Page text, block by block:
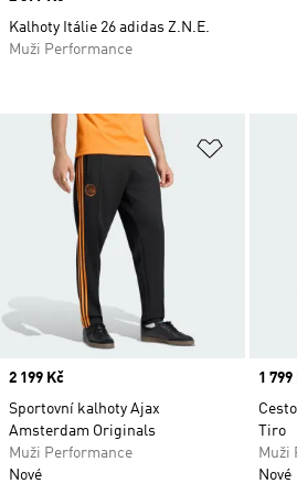
Přidat
Price
2 199 Kč
Sportovní kalhoty Ajax
Amsterdam Originals
Muži Performance
Nové
Price
1 799
Tiro
Muži
Nové
Kalhoty Itálie 26 adidas Z.N.E.
Muži Performance